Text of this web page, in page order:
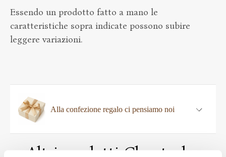
Essendo un prodotto fatto a mano le
caratteristiche sopra indicate possono subire
leggere variazioni.
Alla confezione regalo ci pensiamo noi